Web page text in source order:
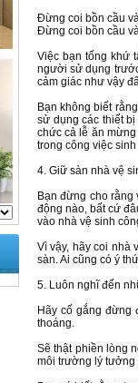
Đừng coi bồn cầu
Đừng coi bồn cầu
Việc bạn tống khứ
người sử dụng
cảm giác như vậy
Bạn không biết
sử dụng các thiết
chức cả lễ ăn
trong công việc
4. Giữ sàn nhà vệ
Bạn đừng cho
động nào, bất cứ
vào nhà vệ sinh
Vì vậy, hãy coi nhà
sàn. Ai cũng có ý
5. Luôn nghĩ đến
Hãy cố gắng đừng
thoáng.
Sẽ thật phiền lòng
môi trường lý tưởng